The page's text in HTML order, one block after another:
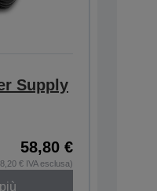
Supply
58,80 €
€ IVA esclusa)